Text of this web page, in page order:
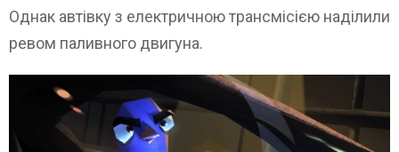
Однак автівку з електричною трансмісією наділили
ревом паливного двигуна.